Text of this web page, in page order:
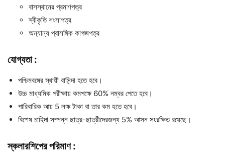
বাসস্থানের প্রমাণপত্র
স্বীকৃতি শংসাপত্র
অন্যান্য প্রাসঙ্গিক কাগজপত্র
যোগ্যতা:
পশ্চিমবঙ্গের স্থায়ী বাসিন্দা হতে হবে।
উচ্চ মাধ্যমিক পরীক্ষায় কমপক্ষে 60% নম্বর পেতে হবে।
পারিবারিক আয় 5 লক্ষ টাকা বা তার কম হতে হবে।
বিশেষ চাহিদা সম্পন্ন ছাত্র-ছাত্রীদেরজন্য 5% আসন সংরক্ষিত রয়েছে।
স্কলারশিপেরপরিমাণ: